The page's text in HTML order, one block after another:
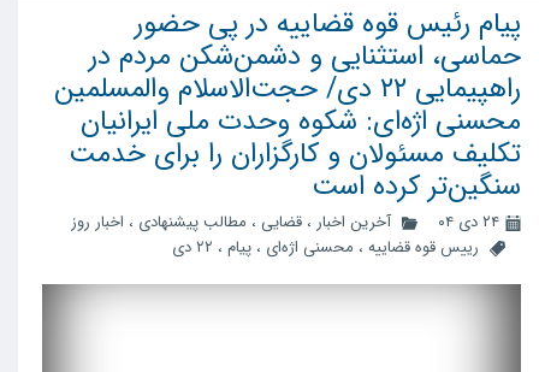
پیام رئیس قوه قضاییه در پی حضور
حماسی، استثنایی و دشمن‌شکن مردم در
راهپیمایی ۲۲ دی/ حجت‌الاسلام والمسلمین
محسنی اژه‌ای: شکوه وحدت ملی ایرانیان
تکلیف مسئولان و کارگزاران را برای خدمت
سنگین‌تر کرده است
۲۴ دی ۰۴ آخرین اخبار ، قضایی ، مطالب پیشنهادی ، اخبار روز
رییس قوه قضاییه ، محسنی اژه‌ای ، پیام ، ۲۲ دی